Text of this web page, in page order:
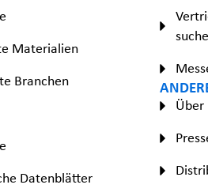
Materialien
Branchen
Datenblätter
Über